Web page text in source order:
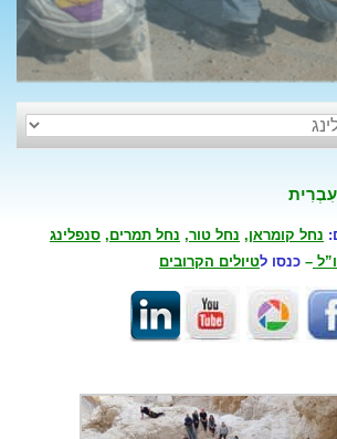
עִבְרִית
נחל קומראן, נחל טור, נחל תמרים, סנפלינג
– כנסו לטיולים הקרובים